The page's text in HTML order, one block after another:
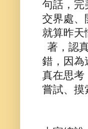
句話，完
交界處、
就算昨天
著，認
錯，因為
真在思考
嘗試、摸